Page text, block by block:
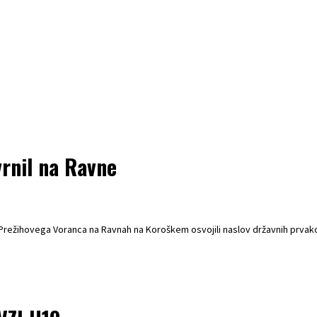
na Ravne
Voranca na Ravnah na Koroškem osvojili naslov državnih